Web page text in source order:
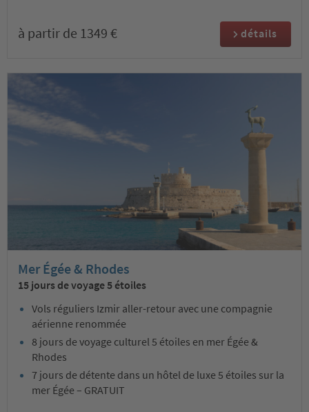
à partir de 1349 € détails
Mer Égée & Rhodes
15 jours de voyage 5 étoiles
Vols réguliers Izmir aller-retour avec une compagnie
aérienne renommée
8 jours de voyage culturel 5 étoiles en mer Égée &
Rhodes
7 jours de détente dans un hôtel de luxe 5 étoiles sur la
mer Égée – GRATUIT